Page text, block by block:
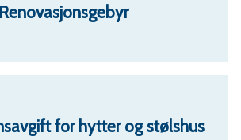
a
Renovasjonsgebyr
for hytter og stølshus